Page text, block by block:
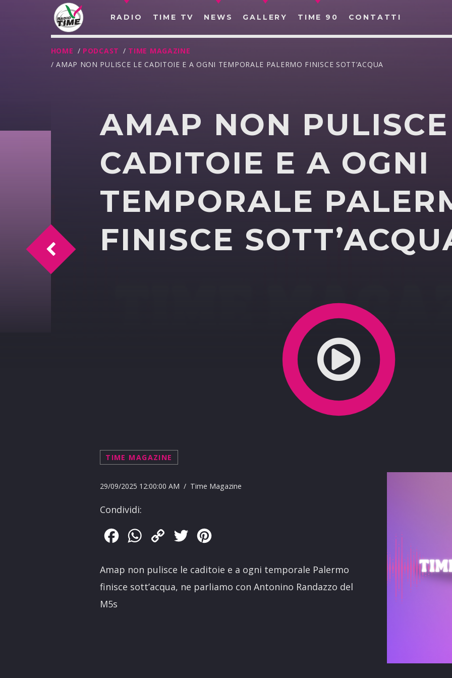
RADIO TIME TV NEWS GALLERY TIME 90 CONTATTI
CERCA NEL SITO WEB:
HOME / PODCAST / TIME MAGAZINE
/ AMAP NON PULISCE LE CADITOIE E A OGNI TEMPORALE PALERMO FINISCE SOTT’ACQUA
AMAP NON
CADITOIE E A OGNI
TEMPORALE
FINISCE
TIME MAGAZINE
29/09/2025 12:00:00 AM / Time Magazine
Condividi:
FacebookWhatsApp
Copy
Twitter
Amap non pulisce le caditoie e a ogni temporale Palermo
finisce sott’acqua, ne parliamo con Antonino Randazzo del
M5s
MARIO BIONDI PRESENTA IL SUO TOUR 2026 PER CELEBRARE LA VENTENNALE